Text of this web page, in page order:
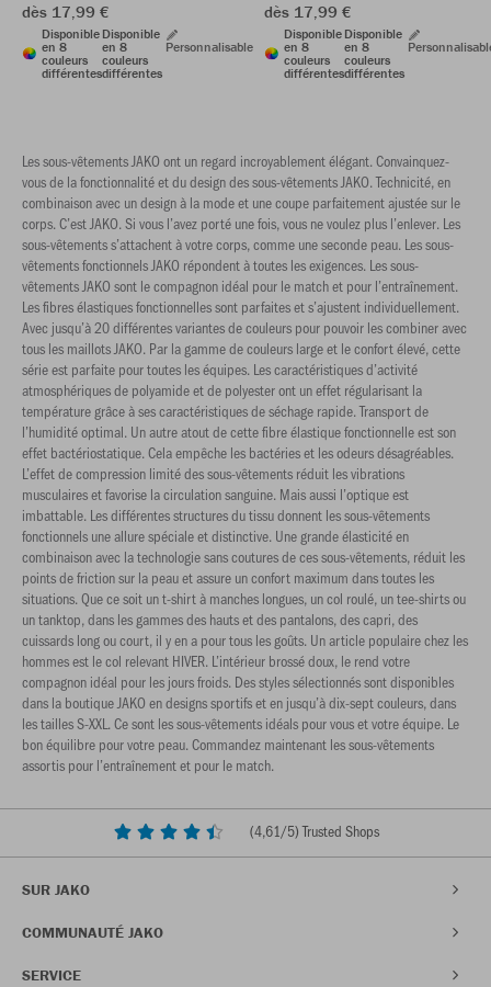
dès 17,99 €
Disponible
en 8
couleurs
différentes
Disponible
en 8
couleurs
différentes
Personnalisable
dès 17,99 €
Disponible
en 8
couleurs
différentes
Disponible
en 8
couleurs
différentes
Les sous-vêtements JAKO ont un regard incroyablement élégant. Convainquez-
vous de la fonctionnalité et du design des sous-vêtements JAKO. Technicité, en
combinaison avec un design à la mode et une coupe parfaitement ajustée sur le
corps. C’est JAKO. Si vous l’avez porté une fois, vous ne voulez plus l’enlever. Les
sous-vêtements s’attachent à votre corps, comme une seconde peau. Les sous-
vêtements fonctionnels JAKO répondent à toutes les exigences. Les sous-
vêtements JAKO sont le compagnon idéal pour le match et pour l’entraînement.
Les fibres élastiques fonctionnelles sont parfaites et s’ajustent individuellement.
Avec jusqu’à 20 différentes variantes de couleurs pour pouvoir les combiner avec
tous les maillots JAKO. Par la gamme de couleurs large et le confort élevé, cette
série est parfaite pour toutes les équipes. Les caractéristiques d’activité
atmosphériques de polyamide et de polyester ont un effet régularisant la
température grâce à ses caractéristiques de séchage rapide. Transport de
l’humidité optimal. Un autre atout de cette fibre élastique fonctionnelle est son
effet bactériostatique. Cela empêche les bactéries et les odeurs désagréables.
L’effet de compression limité des sous-vêtements réduit les vibrations
musculaires et favorise la circulation sanguine. Mais aussi l’optique est
imbattable. Les différentes structures du tissu donnent les sous-vêtements
fonctionnels une allure spéciale et distinctive. Une grande élasticité en
combinaison avec la technologie sans coutures de ces sous-vêtements, réduit les
points de friction sur la peau et assure un confort maximum dans toutes les
situations. Que ce soit un t-shirt à manches longues, un col roulé, un tee-shirts ou
un tanktop, dans les gammes des hauts et des pantalons, des capri, des
cuissards long ou court, il y en a pour tous les goûts. Un article populaire chez les
hommes est le col relevant HIVER. L’intérieur brossé doux, le rend votre
compagnon idéal pour les jours froids. Des styles sélectionnés sont disponibles
dans la boutique JAKO en designs sportifs et en jusqu’à dix-sept couleurs, dans
les tailles S-XXL. Ce sont les sous-vêtements idéals pour vous et votre équipe. Le
bon équilibre pour votre peau. Commandez maintenant les sous-vêtements
assortis pour l’entraînement et pour le match.
(4,61/5) Trusted Shops
SUR JAKO
COMMUNAUTÉ JAKO
SERVICE